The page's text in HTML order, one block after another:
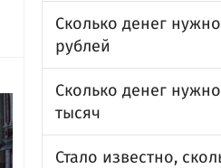
Сколько денег
рублей
Сколько денег
тысяч
Стало известно,